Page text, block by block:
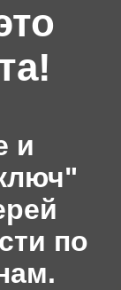
и
по